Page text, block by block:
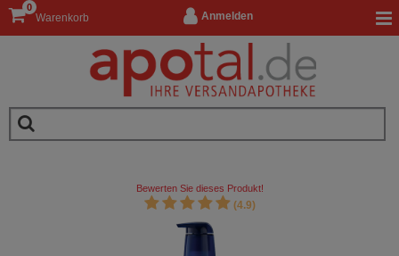
Anmelden
Warenkorb
0
Bewerten Sie dieses Produkt!
(4.9)